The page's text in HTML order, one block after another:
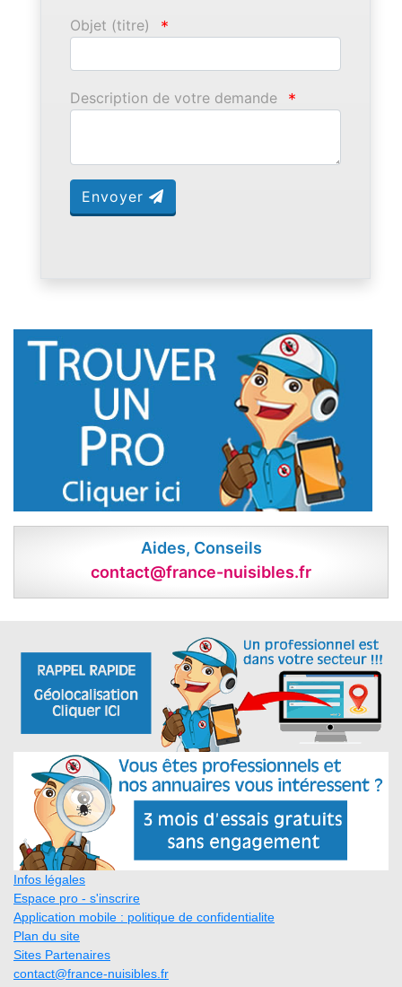
Objet (titre) *
Description de votre demande *
Envoyer
Aides, Conseils
contact@france-nuisibles.fr
Infos légales
Espace pro - s'inscrire
Application mobile : politique de confidentialite
Plan du site
Sites Partenaires
contact@france-nuisibles.fr